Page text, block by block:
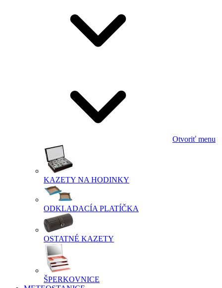
Otvoriť menu
KAZETY NA HODINKY
ODKLADACÍA PLATÍČKA
OSTATNÉ KAZETY
ŠPERKOVNICE